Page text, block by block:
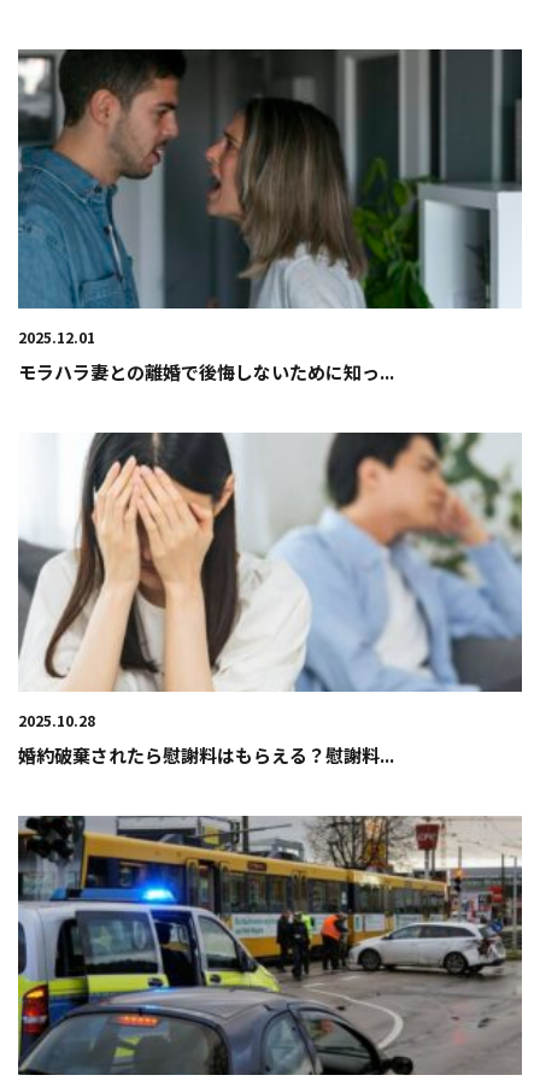
2025.12.01
モラハラ妻との離婚で後悔しないために知っ...
2025.10.28
婚約破棄されたら慰謝料はもらえる？慰謝料...